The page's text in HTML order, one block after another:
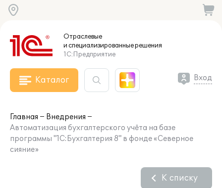
Отраслевые
и специализированныерешения
1С:Предприятие
Каталог Вход
Главная
Внедрения
Автоматизация бухгалтерского учёта на базе
программы "1С:Бухгалтерия 8" в фонде «Северное
сияние»
К списку